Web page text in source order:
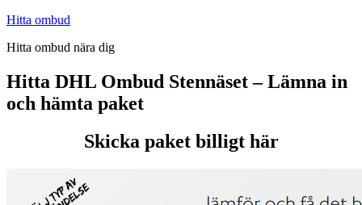
Hoppa
innehåll
Hitta ombud
Hitta ombud nära dig
Hitta DHL Ombud Stennäset – Lämna in
och hämta paket
Skicka paket billigt här